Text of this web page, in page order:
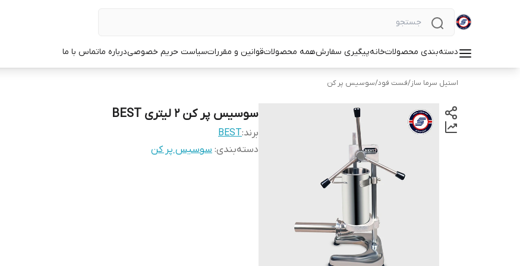
دسته‌بندی محصولاتخانهپیگیری سفارشهمه محصولاتقوانین و مقرراتسیاست حریم خصوصیدرباره ماتماس با ما
استیل سرما ساز/فست فود/سوسیس پر کن
سوسیس پر کن 2 لیتری BEST
برند:BEST
دسته‌بندی: سوسیس پر کن